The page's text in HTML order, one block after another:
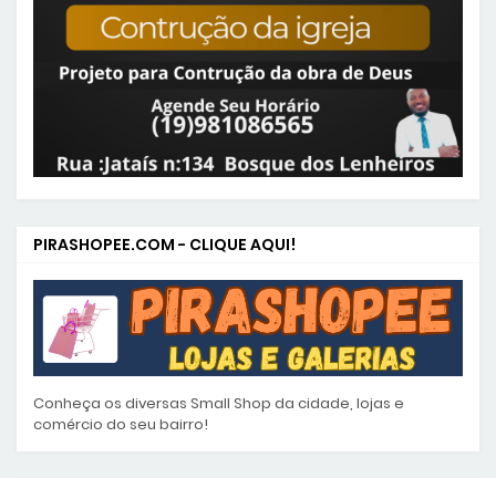
PIRASHOPEE.COM - CLIQUE AQUI!
Conheça os diversas Small Shop da cidade, lojas e
comércio do seu bairro!